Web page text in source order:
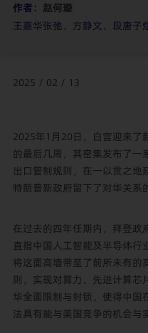
作者： 赵何璇
王嘉华张弛、方静文、段唐子
2025 / 02 / 13
2025年1月20日，白宫迎来了
的最后几周，其密集发布了一
出口管制规则，在一以贯之地
特朗普新政府留下了对华关系
在过去的四年任期内，拜登
直指中国人工智能及半导体行
将这面高墙带至了前所未有的
则，实现对算力、先进计算芯
华全面限制与封锁，使得中国
法具有能与美国竞争的机会与